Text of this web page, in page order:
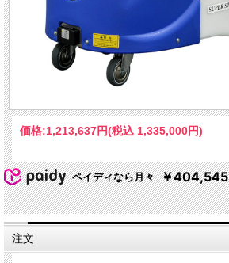
価格:1,213,637円(税込 1,335,000円)
ペイディなら月々 ￥404,545
注文